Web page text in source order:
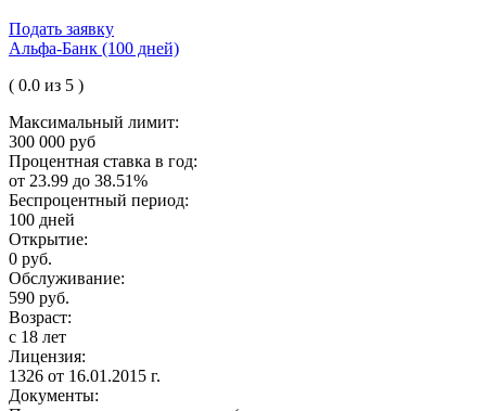
Подать заявку
Альфа-Банк (100 дней)
( 0.0 из 5 )
Максимальный лимит:
300 000 руб
Процентная ставка в год:
от 23.99 до 38.51%
Беспроцентный период:
100 дней
Открытие:
0 руб.
Обслуживание:
590 руб.
Возраст:
с 18 лет
Лицензия:
1326 от 16.01.2015 г.
Документы: